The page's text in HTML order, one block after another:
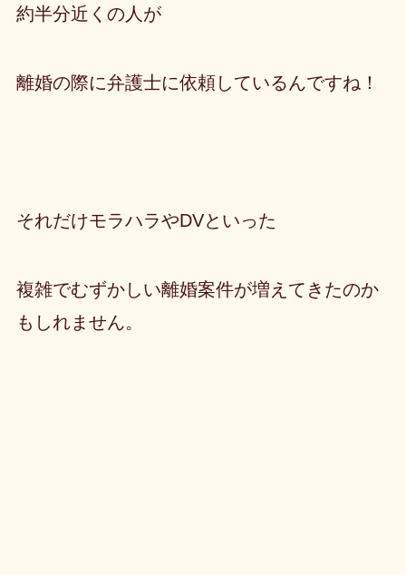
約半分近くの人が
離婚の際に弁護士に依頼しているんですね！
それだけモラハラやDVといった
複雑でむずかしい離婚案件が増えてきたのか
もしれません。